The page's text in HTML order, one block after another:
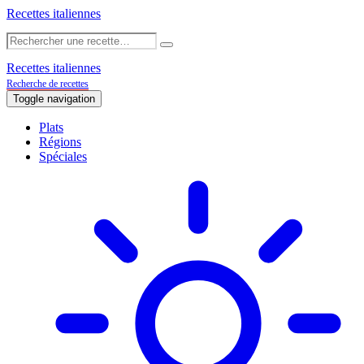
Recettes italiennes
Recettes italiennes
Recherche de recettes
Toggle navigation
Plats
Régions
Spéciales